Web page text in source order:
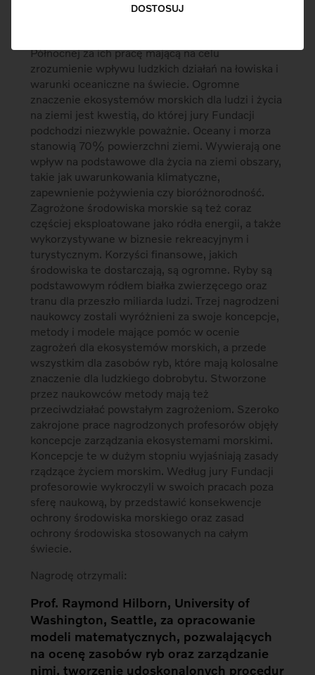
DOSTOSUJ
Północnej za ich pracę mającą na celu
zrozumienie wpływu ludzkich działań na łowiska i
warunki oceaniczne na świecie. Ogromne
znaczenie ekosystemów morskich dla ludzi i życia
na ziemi jest kwestią, do której jury Fundacji
podchodzi niezwykle poważnie. Oceany i morza
stanowią 70% powierzchni ziemi. Wywierają one
wpływ na podstawowe dla życia na ziemi obszary,
takie jak uwarunkowania klimatyczne,
zapewnienie pożywienia czy bioróżnorodność.
Zagrożone środowiska morskie są też coraz
częściej eksploatowane jako ródła energii, a także
wykorzystywane w biznesie rekreacyjnym i
turystycznym. Korzyści finansowe, jakich
środowiska te dostarczają, są ogromne. Ryby są
podstawowym ródłem białka zwierzęcego oraz
tranu dla przeszło miliarda ludzi. Trzej nagrodzeni
naukowcy zostali wyróżnieni za swoje koncepcje,
metody i modele mające pomóc w ocenie
zagrożeń dla ekosystemów morskich, a przede
wszystkim dla zasobów ryb, które mają kolosalne
znaczenie dla ludzkiego dobrobytu. Stworzone
przez naukowców metody mają też
przeciwdziałać powstałym zagrożeniom. Szeroko
zakrojone prace nagrodzonych profesorów objęły
koncepcje zarządzania ekosystemami morskimi.
Koncepcje te w dużym stopniu wyjaśniają zasady
rządzące życiem morskim. Według jury Fundacji
profesorowie wykroczyli w swoich pracach poza
sferę naukową, by przedstawić konsekwencje
ochrony środowiska morskiego oraz zasad
ochrony środowiska stosowanych na całym
świecie.
Nagrodę otrzymali:
Prof. Raymond Hilborn, University of
Washington, Seattle, za opracowanie
modeli matematycznych, pozwalających
na ocenę zasobów ryb oraz zarządzanie
nimi, tworzenie udoskonalonych procedur